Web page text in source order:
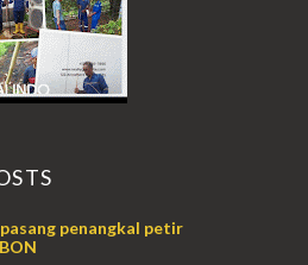
penangkal petir